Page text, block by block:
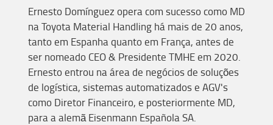
Ernesto Domínguez operacom sucesso como MD
na Toyota Material Handling há mais de 20 anos,
tanto em Espanha quanto em França, antes de
ser nomeado CEO & Presidente TMHE em 2020.
Ernesto entrou na área de negócios de soluções
de logística, sistemas automatizados e AGV's
como Diretor Financeiro, e posteriormente MD,
para a alemãEisenmann EspañolaSA.